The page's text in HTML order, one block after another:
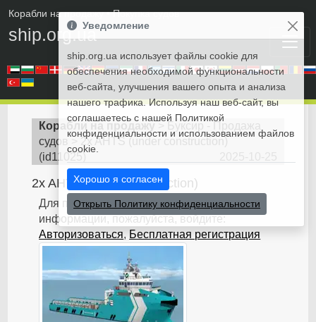
Корабли на продажу• Покупка судов
ship.org.ua
Корабли на продажу
Буксир - Продажа
судов
2x AHTS (under construction)
(id11025
2x AHTS (under construction)
Для получения дополнительной
информации, пожалуйста, войдите:
Авторизоваться, Бесплатная регистрация
Уведомление
ship.org.ua использует файлы cookie для
обеспечения необходимой функциональности
веб-сайта, улучшения вашего опыта и анализа
нашего трафика. Используя наш веб-сайт, вы
соглашаетесь с нашей Политикой
конфиденциальности и использованием файлов
cookie.
Хорошо я согласен
Открыть Политику конфиденциальности